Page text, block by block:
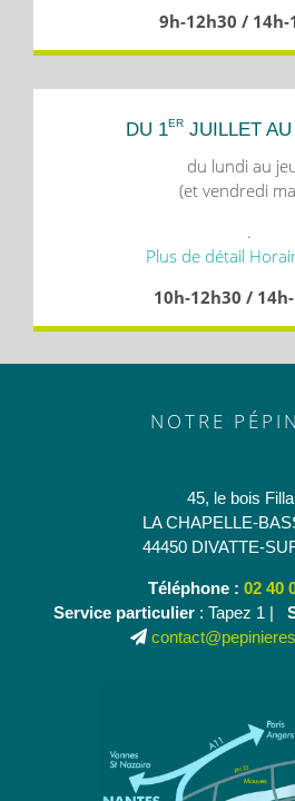
9h-12h30 / 14h-
DU 1ER JUILLET
du lundi au
(et vendredi
.
Plus de détail
10h-12h30 /
NOTRE
45, le bois
LA CHAPELLE-
44450 DIVATTE-
Téléphone : 02 40
Service particulier: Tapez 1 |